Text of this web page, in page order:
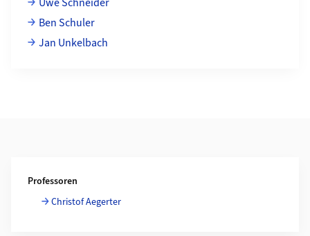
Ben Schuler
Jan Unkelbach
Professoren
Christof Aegerter